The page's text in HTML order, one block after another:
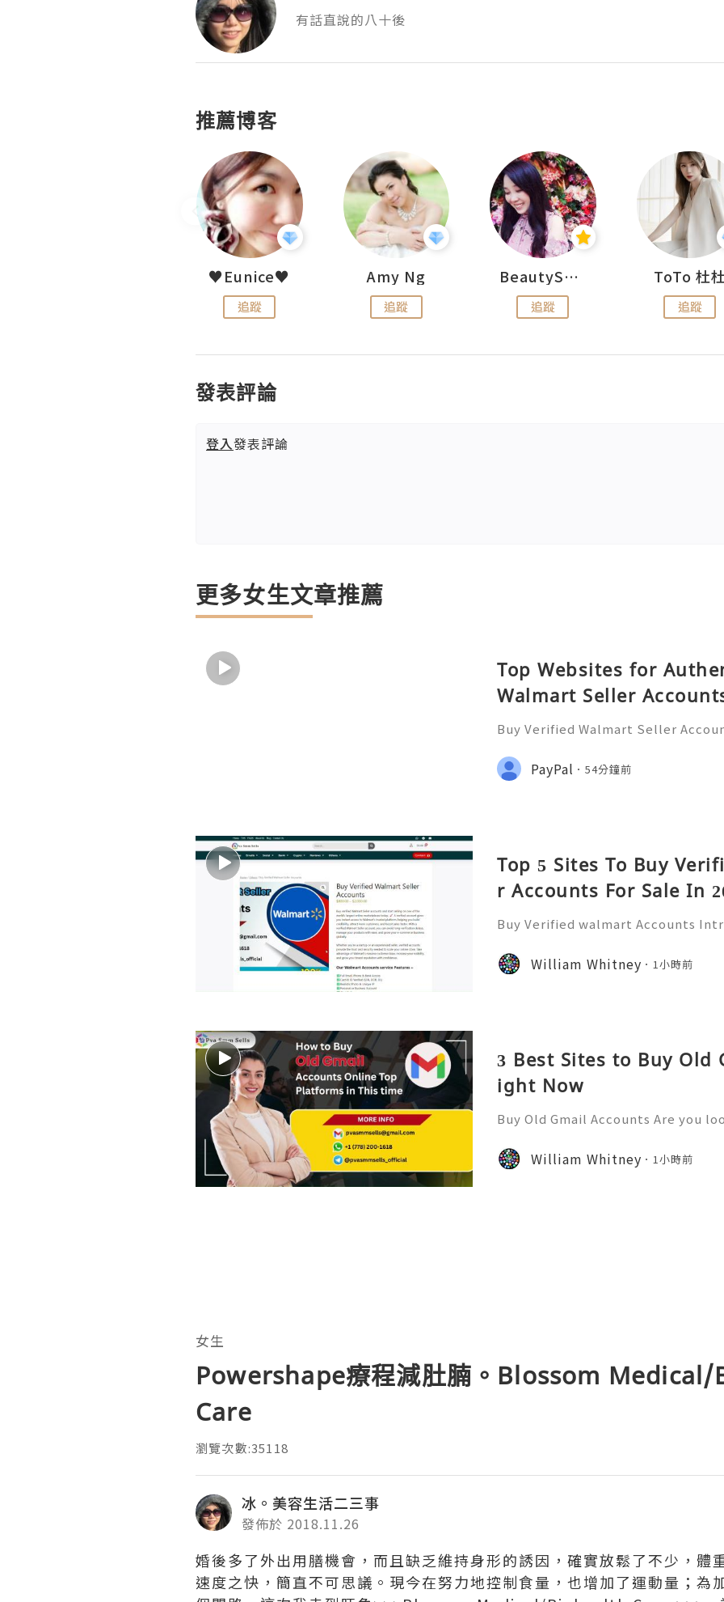
有話直說的八十後
推薦博客
♥Eunice♥
追蹤
Amy Ng
追蹤
BeautySearch
追蹤
ToTo 杜
追蹤
發表評論
登入發表評論
更多女生文章推薦
Top Websites for
Walmart Seller
Buy Verified Walmart Seller
lmart has emerged as a
ding a platform for
PayPal 54分鐘前
Top 5 Sites To Buy
r Accounts For Sale In
Buy Verified walmart Accounts
has become a staple for millions.
of the largest retailers
William Whitney 1小時前
3 Best Sites to Buy Old
ight Now
Buy Old Gmail Accounts Are you
old Gmail accounts might just be
ffer high-quality new G
William Whitney 1小時前
女生
Powershape療程減肚腩。Blossom
Care
瀏覽次數:35118
冰。美容生活二三事
發佈於 2018.11.26
婚後多了外出用膳機會，而且缺乏維持身形的誘因，確實放鬆了不少，體
速度之快，簡直不可思議。現今在努力地控制食量，也增加了運動量；為